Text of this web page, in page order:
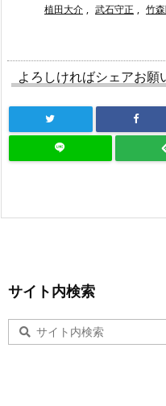
植田大介 , 武石守正 , 竹
よろしければシェアお願
サイト内検索